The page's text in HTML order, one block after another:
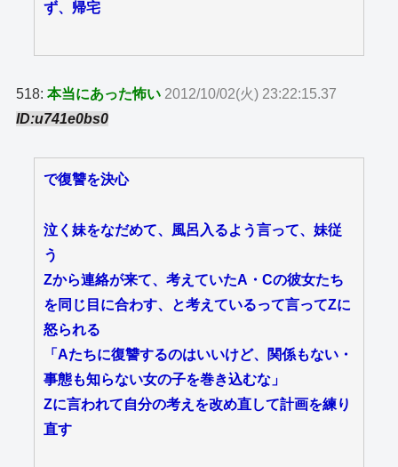
ず、帰宅
518:本当にあった怖い 2012/10/02(火) 23:22:15.37
ID:u741e0bs0
で復讐を決心
泣く妹をなだめて、風呂入るよう言って、妹従
う
Zから連絡が来て、考えていたA・Cの彼女たち
を同じ目に合わす、と考えているって言ってZに
怒られる
「Aたちに復讐するのはいいけど、関係もない・
事態も知らない女の子を巻き込むな」
Zに言われて自分の考えを改め直して計画を練り
直す